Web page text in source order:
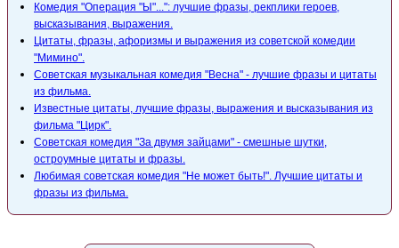
Комедия "Операция "Ы"...": лучшие фразы, рекплики героев,
высказывания, выражения.
Цитаты, фразы, афоризмы и выражения из советской комедии
"Мимино".
Советская музыкальная комедия "Весна" - лучшие фразы и цитаты
из фильма.
Известные цитаты, лучшие фразы, выражения и высказывания из
фильма "Цирк".
Советская комедия "За двумя зайцами" - смешные шутки,
остроумные цитаты и фразы.
Любимая советская комедия "Не может быть!". Лучшие цитаты и
фразы из фильма.